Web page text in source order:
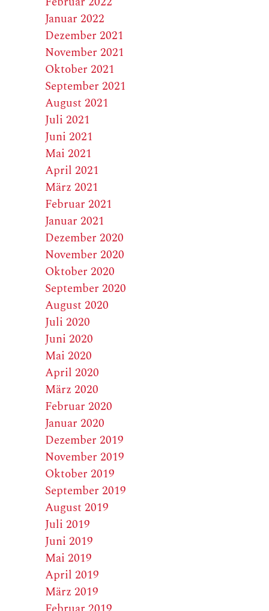
Januar 2022
Dezember 2021
November 2021
Oktober 2021
September 2021
August 2021
Juli 2021
Juni 2021
Mai 2021
April 2021
März 2021
Februar 2021
Januar 2021
Dezember 2020
November 2020
Oktober 2020
September 2020
August 2020
Juli 2020
Juni 2020
Mai 2020
April 2020
März 2020
Februar 2020
Januar 2020
Dezember 2019
November 2019
Oktober 2019
September 2019
August 2019
Juli 2019
Juni 2019
Mai 2019
April 2019
März 2019